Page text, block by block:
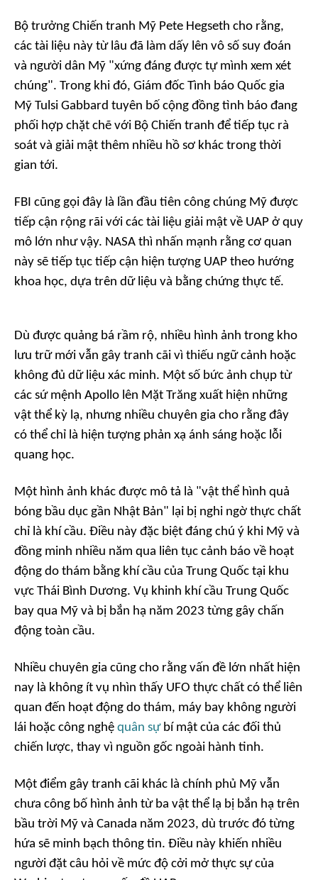
Bộ trưởng Chiến tranh Mỹ Pete Hegseth cho rằng,
các tài liệu này từ lâu đã làm dấy lên vô số suy đoán
và người dân Mỹ "xứng đáng được tự mình xem xét
chúng". Trong khi đó, Giám đốc Tình báo Quốc gia
Mỹ Tulsi Gabbard tuyên bố cộng đồng tình báo đang
phối hợp chặt chẽ với Bộ Chiến tranh để tiếp tục rà
soát và giải mật thêm nhiều hồ sơ khác trong thời
gian tới.
FBI cũng gọi đây là lần đầu tiên công chúng Mỹ được
tiếp cận rộng rãi với các tài liệu giải mật về UAP ở quy
mô lớn như vậy. NASA thì nhấn mạnh rằng cơ quan
này sẽ tiếp tục tiếp cận hiện tượng UAP theo hướng
khoa học, dựa trên dữ liệu và bằng chứng thực tế.
Dù được quảng bá rầm rộ, nhiều hình ảnh trong kho
lưu trữ mới vẫn gây tranh cãi vì thiếu ngữ cảnh hoặc
không đủ dữ liệu xác minh. Một số bức ảnh chụp từ
các sứ mệnh Apollo lên Mặt Trăng xuất hiện những
vật thể kỳ lạ, nhưng nhiều chuyên gia cho rằng đây
có thể chỉ là hiện tượng phản xạ ánh sáng hoặc lỗi
quang học.
Một hình ảnh khác được mô tả là "vật thể hình quả
bóng bầu dục gần Nhật Bản" lại bị nghi ngờ thực chất
chỉ là khí cầu. Điều này đặc biệt đáng chú ý khi Mỹ và
đồng minh nhiều năm qua liên tục cảnh báo về hoạt
động do thám bằng khí cầu của Trung Quốc tại khu
vực Thái Bình Dương. Vụ khinh khí cầu Trung Quốc
bay qua Mỹ và bị bắn hạ năm 2023 từng gây chấn
động toàn cầu.
Nhiều chuyên gia cũng cho rằng vấn đề lớn nhất hiện
nay là không ít vụ nhìn thấy UFO thực chất có thể liên
quan đến hoạt động do thám, máy bay không người
lái hoặc công nghệ quân sựbí mật của các đối thủ
chiến lược, thay vì nguồn gốc ngoài hành tinh.
Một điểm gây tranh cãi khác là chính phủ Mỹ vẫn
chưa công bố hình ảnh từ ba vật thể lạ bị bắn hạ trên
bầu trời Mỹ và Canada năm 2023, dù trước đó từng
hứa sẽ minh bạch thông tin. Điều này khiến nhiều
người đặt câu hỏi về mức độ cởi mở thực sự của